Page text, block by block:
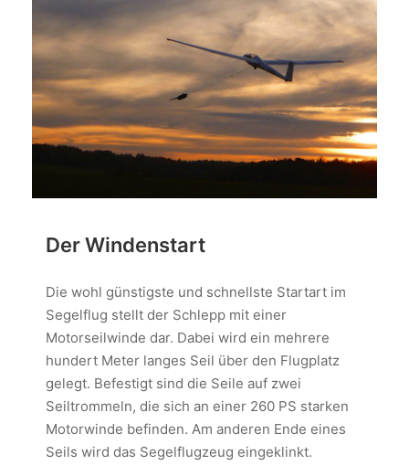
Der Windenstart
Die wohl günstigste und schnellste Startart im
Segelflug stellt der Schlepp mit einer
Motorseilwinde dar. Dabei wird ein mehrere
hundert Meter langes Seil über den Flugplatz
gelegt. Befestigt sind die Seile auf zwei
Seiltrommeln, die sich an einer 260 PS starken
Motorwinde befinden. Am anderen Ende eines
Seils wird das Segelflugzeug eingeklinkt.